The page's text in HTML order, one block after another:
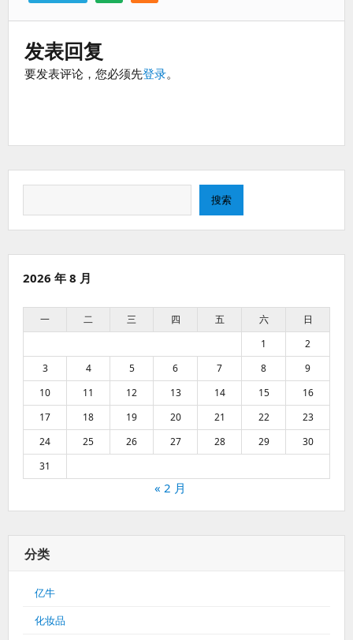
发表回复
要发表评论，您必须先登录。
搜索
2026 年 8 月
一 二 三 四 五 六
日
1
2
3
4 5 6 7 8
9
10
11 12 13 14 15
16
17
18 19 20 21 22
23
24
25 26 27 28 29
30
31
« 2 月
分类
亿牛
化妆品